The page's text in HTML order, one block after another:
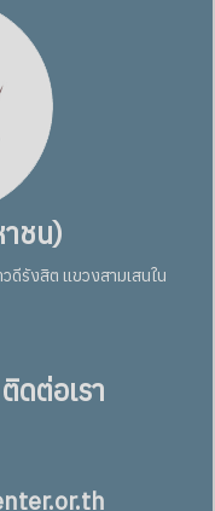
ชน)
ดีรังสิต แขวงสามเสนใน
ติดต่อเรา